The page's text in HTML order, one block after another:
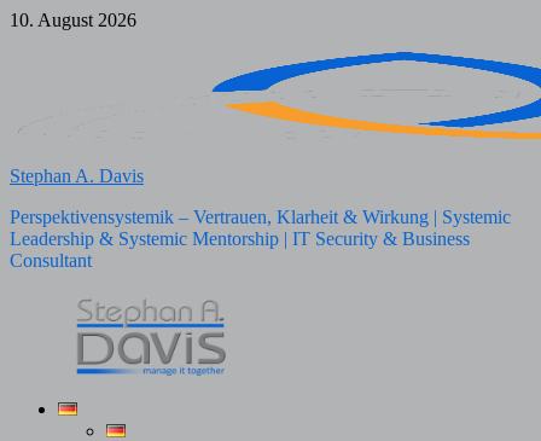
Zum
10. August 2026
Stephan A. Davis
Perspektivensystemik – Vertrauen, Klarheit & Wirkung | Systemic
Leadership & Systemic Mentorship | IT Security & Business
Consultant